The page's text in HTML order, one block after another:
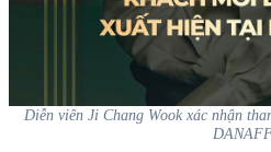
Diễn viên Ji Chang Wook xác nhận